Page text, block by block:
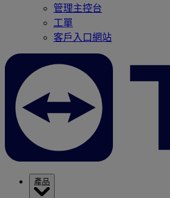
管理主控台
工單
客戶入口網站
產品